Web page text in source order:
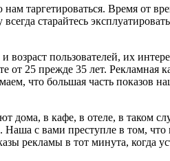
таргетироваться. Время от
старайтесь
пользователей, их
25 прежде 35 лет. Рекламная
что большая часть показов
дома, в кафе, в отеле, в таком
с вами преступле в том, что
рекламы в тот минута, когда